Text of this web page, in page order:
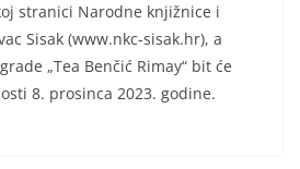
stranici Narodne knjižnice i
Sisak (www.nkc-sisak.hr), a
„Tea Benčić Rimay“ bit će
8. prosinca 2023. godine.